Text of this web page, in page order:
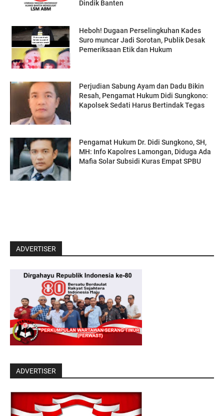
Dindik Banten
Heboh! Dugaan Perselingkuhan Kades
Suro muncar Jadi Sorotan, Publik Desak
Pemeriksaan Etik dan Hukum
Perjudian Sabung Ayam dan Dadu Bikin
Resah, Pengamat Hukum Didi Sungkono:
Kapolsek Sedati Harus Bertindak Tegas
Pengamat Hukum Dr. Didi Sungkono, SH,
MH: Info Kapolres Lamongan, Diduga Ada
Mafia Solar Subsidi Kuras Empat SPBU
ADVERTISER
ADVERTISER